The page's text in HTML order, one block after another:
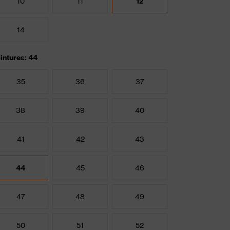
14
44
35 36 37
38 39 40
41 42 43
44 45 46
47 48 49
50 51 52